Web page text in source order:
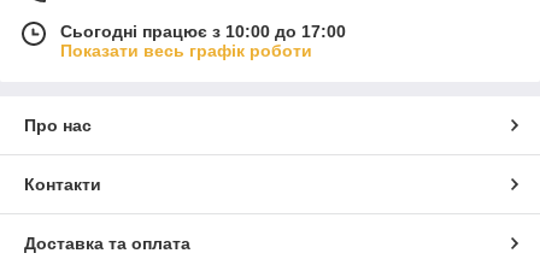
Сьогодні працює з 10:00 до 17:00
Показати весь графік роботи
Про нас
Контакти
Доставка та оплата